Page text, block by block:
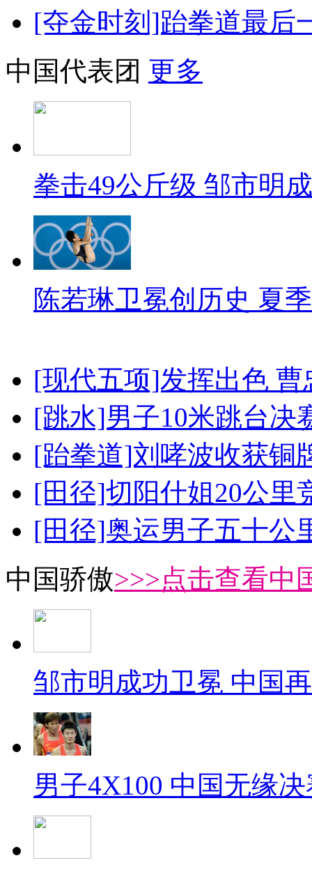
[夺金时刻]跆拳道最后
中国代表团 更多
拳击49公斤级 邹市明
陈若琳卫冕创历史 夏
[现代五项]发挥出色
[跳水]男子10米跳台决
[跆拳道]刘哮波收获铜
[田径]切阳什姐20公里
[田径]奥运男子五十公
中国骄傲>>>点击查看中
邹市明成功卫冕 中国
男子4X100 中国无缘